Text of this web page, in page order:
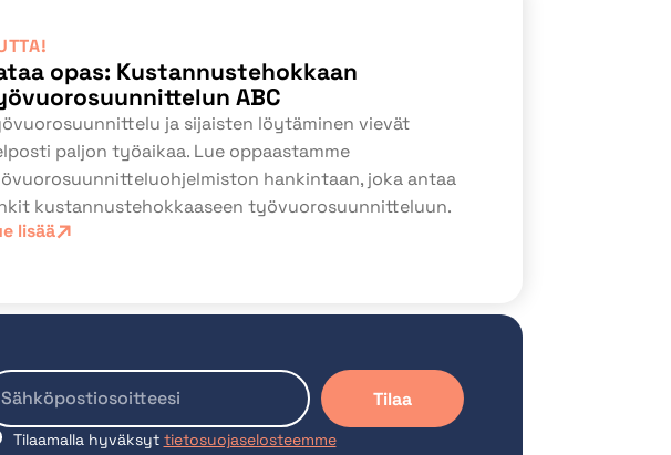
opas: Kustannustehokkaan
ABC
ja sijaisten löytäminen vievät
paljon työaikaa. Lue oppaastamme
hankintaan, joka antaa
kustannustehokkaaseen työvuorosuunnitteluun.
lisää
Tilaa
Tilaamalla hyväksyt tietosuojaselosteemme